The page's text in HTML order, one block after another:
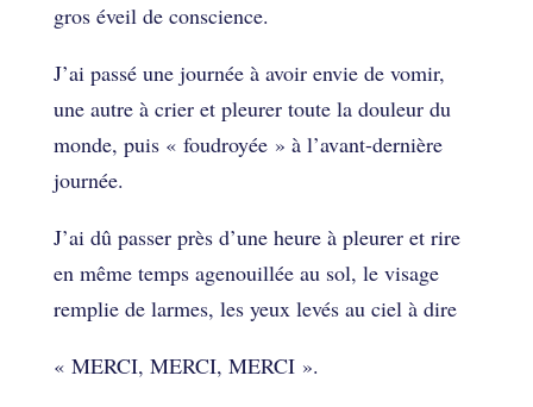
gros éveil de conscience.
J’ai passé une journée à avoir envie de vomir,
une autre à crier et pleurer toute la douleur du
monde, puis « foudroyée » à l’avant-dernière
journée.
J’ai dû passer près d’une heure à pleurer et rire
en même temps agenouillée au sol, le visage
remplie de larmes, les yeux levés au ciel à dire
« MERCI, MERCI, MERCI ».